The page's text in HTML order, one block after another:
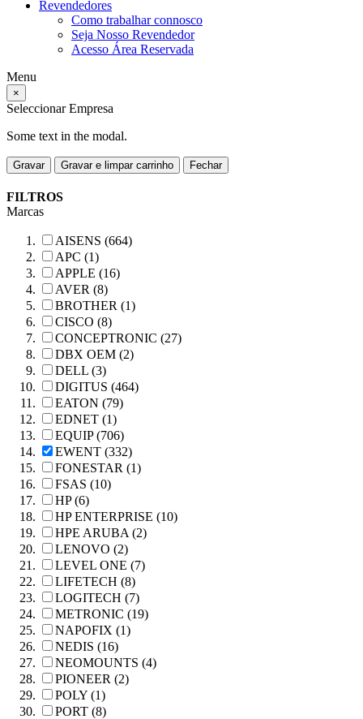
Revendedores
Como trabalhar connosco
Seja Nosso Revendedor
Acesso Área Reservada
Menu
×
Seleccionar Empresa
Some text in the modal.
Gravar Gravar e limpar carrinho Fechar
FILTROS
Marcas
AISENS (664)
APC (1)
APPLE (16)
AVER (8)
BROTHER (1)
CISCO (8)
CONCEPTRONIC (27)
DBX OEM (2)
DELL (3)
DIGITUS (464)
EATON (79)
EDNET (1)
EQUIP (706)
EWENT (332)
FONESTAR (1)
FSAS (10)
HP (6)
HP ENTERPRISE (10)
HPE ARUBA (2)
LENOVO (2)
LEVEL ONE (7)
LIFETECH (8)
LOGITECH (7)
METRONIC (19)
NAPOFIX (1)
NEDIS (16)
NEOMOUNTS (4)
PIONEER (2)
POLY (1)
PORT (8)